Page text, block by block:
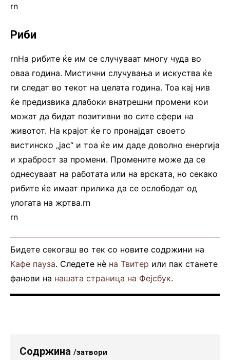
rn
Риби
rnНа рибите ќе им се случуваат многу чуда во
оваа година. Мистични случувања и искуства ќе
ги следат во текот на целата година. Тоа кај нив
ќе предизвика длабоки внатрешни промени кои
можат да бидат позитивни во сите сфери на
животот. На крајот ќе го пронајдат своето
вистинско „јас“ и тоа ќе им даде доволно енергија
и храброст за промени. Промените може да се
однесуваат на работата или на врската, но секако
рибите ќе имаат прилика да се ослободат од
улогата на жртва.rn
rn
Бидете секогаш во тек со новите содржини на
Кафе пауза. Следете нè на Твитер или пак станете
фанови на нашата страница на Фејсбук.
Содржина /затвори